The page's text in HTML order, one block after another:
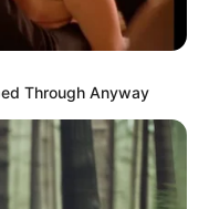
Präsidenten und
erschlagen würden,
andere Menschen
Through Anyway